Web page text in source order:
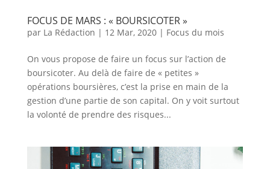
FOCUS DE MARS : « BOURSICOTER »
par La Rédaction | 12 Mar, 2020| Focus du mois
On vous propose de faire un focus sur l’action de
boursicoter. Au delà de faire de « petites »
opérations boursières, c’est la prise en main de la
gestion d’une partie de son capital. On y voit surtout
la volonté de prendre des risques...